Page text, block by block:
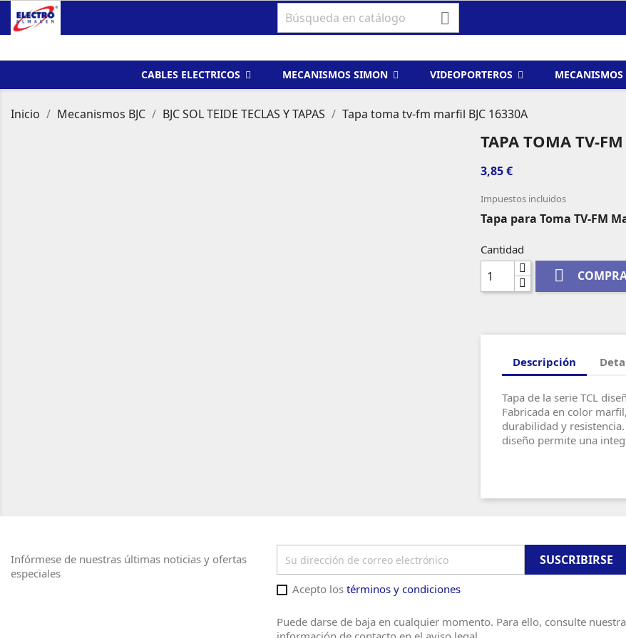

CABLES ELECTRICOS MECANISMOS SIMON VIDEOPORTEROS MECANISMOS
Inicio Mecanismos BJC BJC SOL TEIDE TECLAS Y TAPAS Tapa toma tv-fm marfil BJC 16330A
TAPA TOMA TV-
3,85 €
Impuestos incluidos
Tapa para Toma TV-FM
Cantidad

Descripción
Tapa de la serie TCL
Fabricada en color
durabilidad y
diseño permite una
Infórmese de nuestras últimas noticias y ofertas
especiales
Acepto lostérminos y condiciones
Puede darse de baja en cualquier momento. Para ello, consulte nuestra